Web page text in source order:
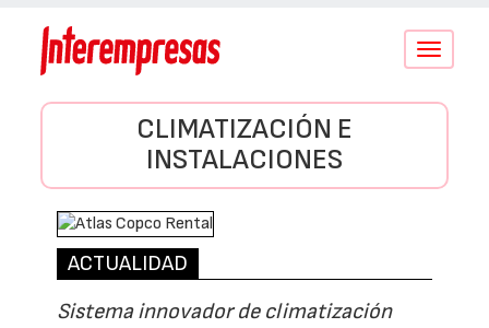
Conmutar
CLIMATIZACIÓN E
INSTALACIONES
ACTUALIDAD
Sistema innovador de climatización